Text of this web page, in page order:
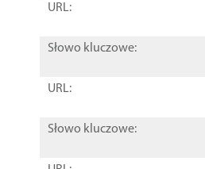
URL:
Słowo kluczowe:
URL:
Słowo kluczowe: